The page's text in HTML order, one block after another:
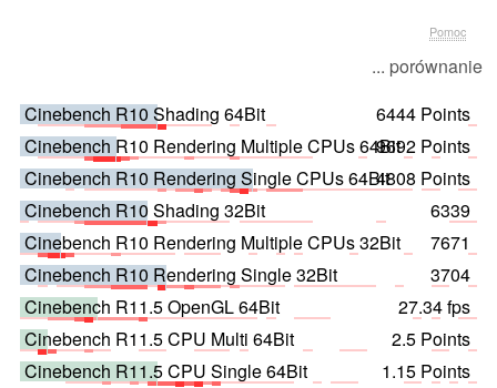
Pomoc
... porównanie
Cinebench R10 Shading 64Bit
6444 Points
Cinebench R10 Rendering Multiple CPUs 64Bit9692 Points
Cinebench R10 Rendering Single CPUs 64Bit4808 Points
Cinebench R10 Shading 32Bit
6339
Cinebench R10 Rendering Multiple CPUs 32Bit
7671
Cinebench R10 Rendering Single 32Bit
3704
Cinebench R11.5 OpenGL 64Bit
27.34 fps
Cinebench R11.5 CPU Multi 64Bit
2.5 Points
Cinebench R11.5 CPU Single 64Bit
1.15 Points